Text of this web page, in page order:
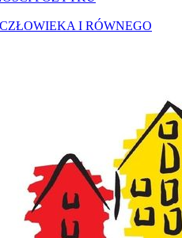
I RÓWNEGO